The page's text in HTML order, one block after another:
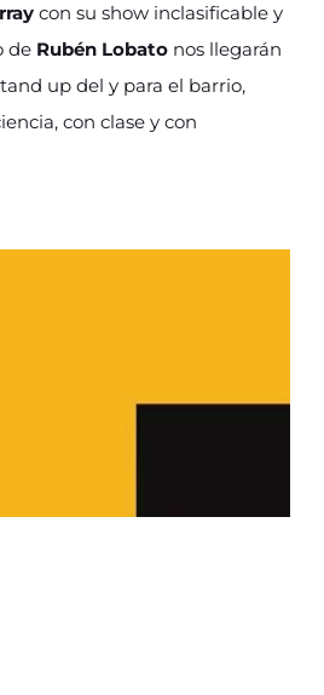
con su show inclasificable y
de Rubén Lobato nos llegarán
up del y para el barrio,
con clase y con